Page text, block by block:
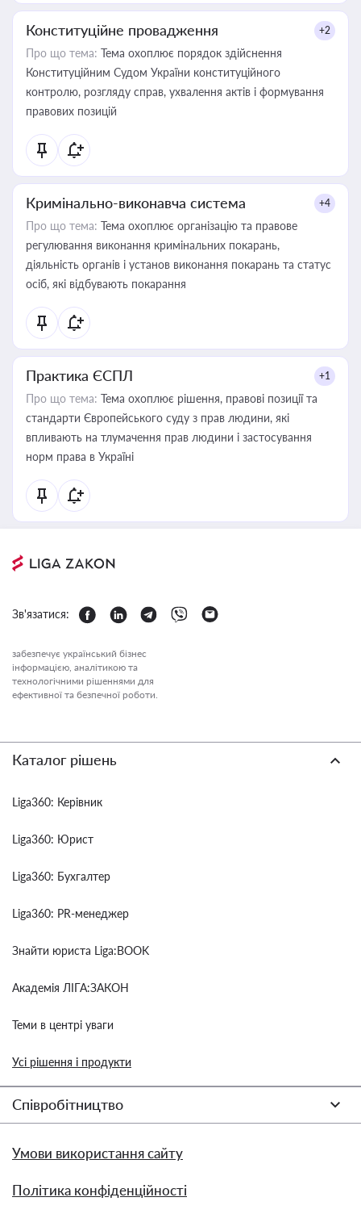
Конституційне провадження +2
Про що тема: Тема охоплює порядок здійснення
Конституційним Судом України конституційного
контролю, розгляду справ, ухвалення актів і формування
правових позицій
Кримінально-виконавча система +4
Про що тема: Тема охоплює організацію та правове
регулювання виконання кримінальних покарань,
діяльність органів і установ виконання покарань та статус
осіб, які відбувають покарання
Практика ЄСПЛ +1
Про що тема: Тема охоплює рішення, правові позиції та
стандарти Європейського суду з прав людини, які
впливають на тлумачення прав людини і застосування
норм права в Україні
Зв'язатися:
забезпечує український бізнес
інформацією, аналітикою та
технологічними рішеннями для
ефективної та безпечної роботи.
Каталог рішень
Liga360: Керівник
Liga360: Юрист
Liga360: Бухгалтер
Liga360: PR-менеджер
Знайти юриста Liga:BOOK
Академія ЛІГА:ЗАКОН
Теми в центрі уваги
Усі рішення і продукти
Співробітництво
Умови використання сайту
Політика конфіденційності